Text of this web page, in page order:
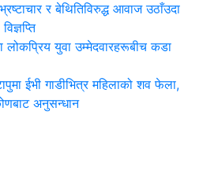
र बेथितिविरुद्ध आवाज उठाँउदा
लोकप्रिय युवा उम्मेदवारहरूबीच कडा
ईभी गाडीभित्र महिलाको शव फेला,
अनुसन्धान